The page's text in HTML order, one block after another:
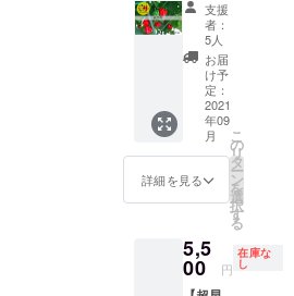
る。水
分は傷
みの原
因にな
るた
め、拭
きと
る。 冷
凍保
存：1つ
ずつ
ラップ
む。 乾
燥保
存：で
凍保
存：1つ
ずつ
ラップ
にくる
む。 乾
燥保
存：で
きるだ
らない
ように
置く。
風通し
の良い
日陰の
ただけ
ると思
いま
す。 ｰ
十色の
（https:
//bit.ly/3
AmXlqs
収穫し
たとう
ち帰り
いただ
けま
10月16
（土）
13時–
15時を
想定
当日観
られな
い場
アーカ
イブで
認可
能！
（アー
上記以
外でご
希望の
品種が
ありま
した
ら、教
えてく
ださ
い。 ・
各200g
合計2kg
・発送
の時期/
品種量
ンライ
ン教室
の当
日、私
たちも
参加し
て、と
うがら
しにつ
いて説
て、料
理教室
来年度
の栽培
計画決
定後、
相談の
上、決
定とな
りま
す。
希望の
お知ら
せくだ
とうが
らし地
獄1kg
セット
（辛さ
レベ
ル：🌶🌶
🌶 ）】
・十色
の畑で
採れた
中で辛
いもの
をチョ
支援
者：
5人
お届
け予
定：
2021
年09
月
詳細を見る
こ
の
リ
タ
ー
ン
を
選
択
す
る
5,5
00 円
在庫な
し